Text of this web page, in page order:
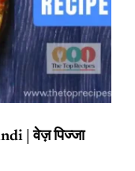
| वेज़ पिज्जा